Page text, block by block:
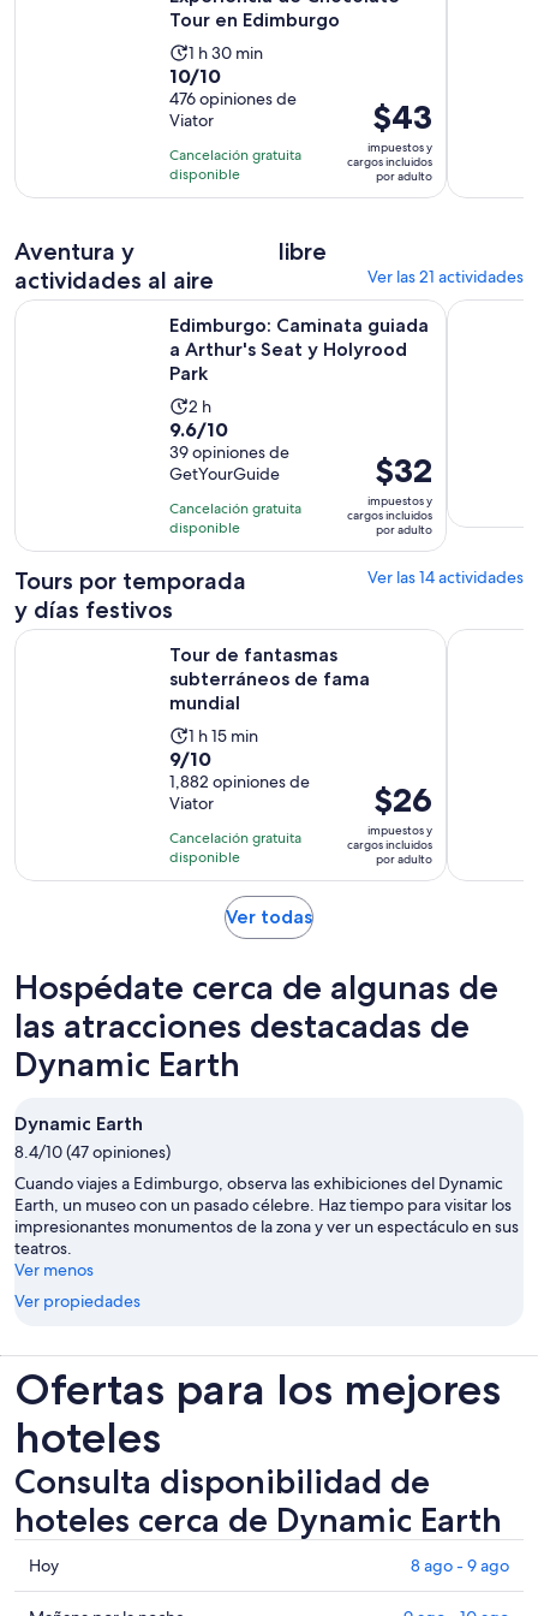
Tour en Edimburgo
La
actividad
dura
1
hora
y
30
1 h 30 min
10.0
de
10
con
476
opiniones
10/10
476 opiniones de
Viator
Cancelación gratuita
disponible
El
precio
es
de
$43
impuestos y
cargos incluidos
por adulto
Aventura y
actividades al aire
libre
Ver las 21 actividades
Edimburgo: Caminata guiada
a Arthur's Seat y Holyrood
Park
La
actividad
dura
2
horas
2 h
9.6
de
10
con
39
opiniones
9.6/10
39 opiniones de
GetYourGuide
Cancelación gratuita
disponible
El
precio
es
de
por
$32
impuestos y
cargos incluidos
por adulto
Edimburgo: Caminata guiada a Arthur's Seat y Holyrood
Highland
Tours por temporada
y días festivos
Ver las 14 actividades
Tour de fantasmas
subterráneos de fama
mundial
La
actividad
dura
1
hora
y
15
minutos
1 h 15 min
9.0
de
10
con
1882
opiniones
9/10
1,882 opiniones de
Viator
Cancelación gratuita
disponible
El
precio
es
de
$26
impuestos y
cargos incluidos
por adulto
Tour de fantasmas subterráneos de fama mundialSe abrirá
Ver todasSe
una
nueva
pestaña
Hospédate cerca de algunas de
las atracciones destacadas de
Dynamic Earth
Dynamic Earth
8.4/10 (47 opiniones)
Cuando viajes a Edimburgo, observa las exhibiciones del Dynamic
Earth, un museo con un pasado célebre. Haz tiempo para visitar los
impresionantes monumentos de la zona y ver un espectáculo en sus
teatros.
Ver menos
Ver propiedades
Ofertas para los mejores
hoteles
Consulta disponibilidad de
hoteles cerca de Dynamic Earth
Consultar
los
Hoy 8 ago - 9 ago